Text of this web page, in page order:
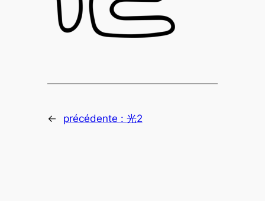
← précédente : 光2